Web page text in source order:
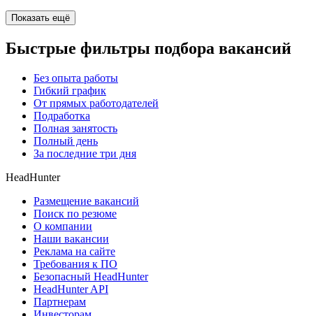
Показать ещё
Быстрые фильтры подбора вакансий
Без опыта работы
Гибкий график
От прямых работодателей
Подработка
Полная занятость
Полный день
За последние три дня
HeadHunter
Размещение вакансий
Поиск по резюме
О компании
Наши вакансии
Реклама на сайте
Требования к ПО
Безопасный HeadHunter
HeadHunter API
Партнерам